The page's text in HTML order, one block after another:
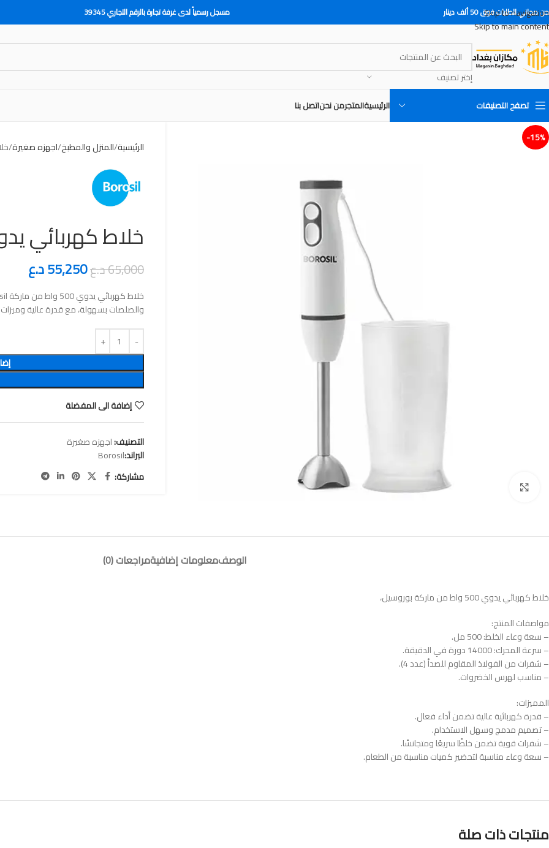
Skip to navigation
Skip to main content
للطلبات فوق 50 ألف دينار مسجل رسمياً لدى غرفة تجارة بالرقم التجاري 39345
إختر تصنيف
تصفح التصنيفات الرئيسيةالمتجرمن نحناتصل بنا
15%-
الرئيسية المنزل والمطبخ اجهزه صغيرة
خلاط كهربائي يدوي
65,000د.ع55,250د.ع
والصلصات بسهولة، مع قدرة عالية
إضافة الى المفضلة
التصنيف:اجهزه صغيرة
البراند:Borosil
مشاركة:
الوصفمعلومات إضافيةمراجعات (0)
خلاط كهربائي يدوي 500 واط من ماركة بوروسيل،
مواصفات المنتج:
– سعة وعاء الخلط: 500 مل.
– سرعة المحرك: 14000 دورة في الدقيقة.
– شفرات من الفولاذ المقاوم للصدأ (عدد 4).
– مناسب لهرس الخضروات.
المميزات:
– قدرة كهربائية عالية تضمن أداء فعال.
– تصميم مدمج وسهل الاستخدام.
– شفرات قوية تضمن خلطًا سريعًا ومتجانسًا.
– سعة وعاء مناسبة لتحضير كميات مناسبة من الطعام.
منتجات ذات صلة